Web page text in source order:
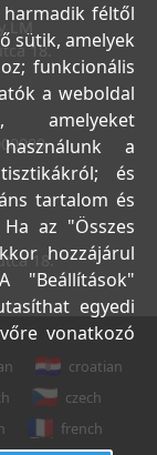
LM
18.
18.
croatian
czech
french
féltől
sütik, amelyek
funkcionális
a weboldal
amelyeket
a
és
tartalom és
az "Összes
hozzájárul
"Beállítások"
egyedi
vonatkozó